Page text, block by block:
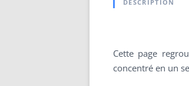
DESCRIPTION
Cette page
concentré en un